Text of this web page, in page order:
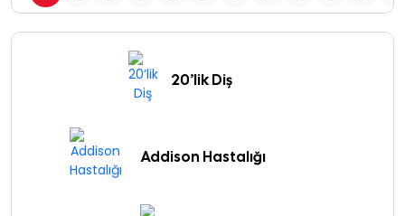
20’lik Diş
Addison Hastalığı